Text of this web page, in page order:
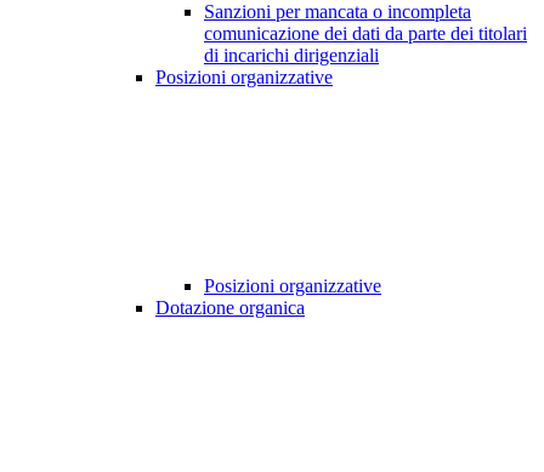
Sanzioni per mancata o incompleta
comunicazione dei dati da parte dei titolari
di incarichi dirigenziali
Posizioni organizzative
Posizioni organizzative
Dotazione organica